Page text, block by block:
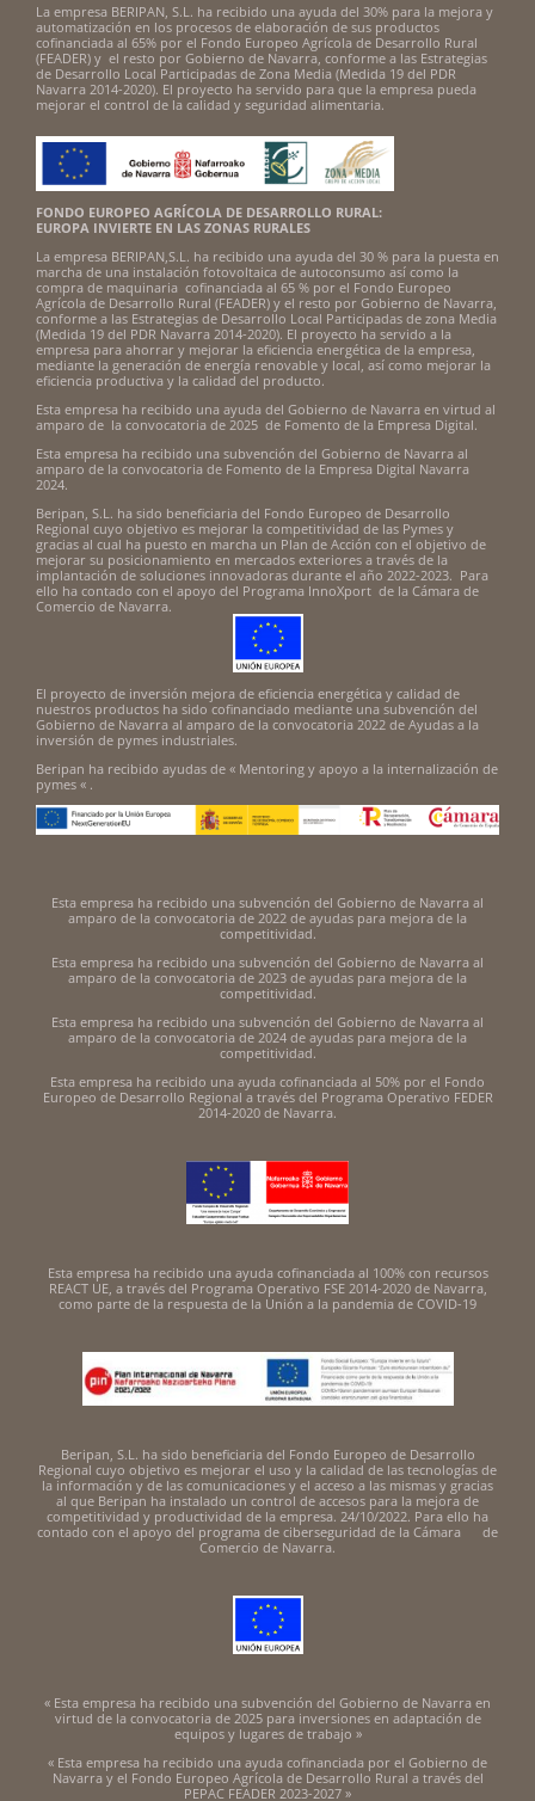
La empresa BERIPAN, S.L. ha recibido una ayuda del 30% para la mejora y
automatización en los procesos de elaboración de sus productos
cofinanciada al 65% por el Fondo Europeo Agrícola de Desarrollo Rural
(FEADER) y el resto por Gobierno de Navarra, conforme a las Estrategias
de Desarrollo Local Participadas de Zona Media (Medida 19 del PDR
Navarra 2014-2020). El proyecto ha servido para que la empresa pueda
mejorar el control de la calidad y seguridad alimentaria.
FONDO EUROPEO AGRÍCOLA DE DESARROLLO RURAL:
EUROPA INVIERTE EN LAS ZONAS RURALES
La empresa BERIPAN,S.L. ha recibido una ayuda del 30 % para la puesta en
marcha de una instalación fotovoltaica de autoconsumo así como la
compra de maquinaria cofinanciada al 65 % por el Fondo Europeo
Agrícola de Desarrollo Rural (FEADER) y el resto por Gobierno de Navarra,
conforme a las Estrategias de Desarrollo Local Participadas de zona Media
(Medida 19 del PDR Navarra 2014-2020). El proyecto ha servido a la
empresa para ahorrar y mejorar la eficiencia energética de la empresa,
mediante la generación de energía renovable y local, así como mejorar la
eficiencia productiva y la calidad del producto.
Esta empresa ha recibido una ayuda del Gobierno de Navarra en virtud al
amparo de la convocatoria de 2025 de Fomento de la Empresa Digital.
Esta empresa ha recibido una subvención del Gobierno de Navarra al
amparo de la convocatoria de Fomento de la Empresa Digital Navarra
2024.
Beripan, S.L. ha sido beneficiaria del Fondo Europeo de Desarrollo
Regional cuyo objetivo es mejorar la competitividad de las Pymes y
gracias al cual ha puesto en marcha un Plan de Acción con el objetivo de
mejorar su posicionamiento en mercados exteriores a través de la
implantación de soluciones innovadoras durante el año 2022-2023. Para
ello ha contado con el apoyo del Programa InnoXport de la Cámara de
Comercio de Navarra.
El proyecto de inversión mejora de eficiencia energética y calidad de
nuestros productos ha sido cofinanciado mediante una subvención del
Gobierno de Navarra al amparo de la convocatoria 2022 de Ayudas a la
inversión de pymes industriales.
Beripan ha recibido ayudas de « Mentoring y apoyo a la internalización de
pymes « .
Esta empresa ha recibido una subvención del Gobierno de Navarra al
amparo de la convocatoria de 2022 de ayudas para mejora de la
competitividad.
Esta empresa ha recibido una subvención del Gobierno de Navarra al
amparo de la convocatoria de 2023 de ayudas para mejora de la
competitividad.
Esta empresa ha recibido una subvención del Gobierno de Navarra al
amparo de la convocatoria de 2024 de ayudas para mejora de la
competitividad.
Esta empresa ha recibido una ayuda cofinanciada al 50% por el Fondo
Europeo de Desarrollo Regional a través del Programa Operativo FEDER
2014-2020 de Navarra.
Esta empresa ha recibido una ayuda cofinanciada al 100% con recursos
REACT UE, a través del Programa Operativo FSE 2014-2020 de Navarra,
como parte de la respuesta de la Unión a la pandemia de COVID-19
Beripan, S.L. ha sido beneficiaria del Fondo Europeo de Desarrollo
Regional cuyo objetivo es mejorar el uso y la calidad de las tecnologías de
la información y de las comunicaciones y el acceso a las mismas y gracias
al que Beripan ha instalado un control de accesos para la mejora de
competitividad y productividad de la empresa. 24/10/2022. Para ello ha
contado con el apoyo del programa de ciberseguridad de la Cámara de
Comercio de Navarra.
« Esta empresa ha recibido una subvención del Gobierno de Navarra en
virtud de la convocatoria de 2025 para inversiones en adaptación de
equipos y lugares de trabajo »
« Esta empresa ha recibido una ayuda cofinanciada por el Gobierno de
Navarra y el Fondo Europeo Agrícola de Desarrollo Rural a través del
PEPAC FEADER 2023-2027 »